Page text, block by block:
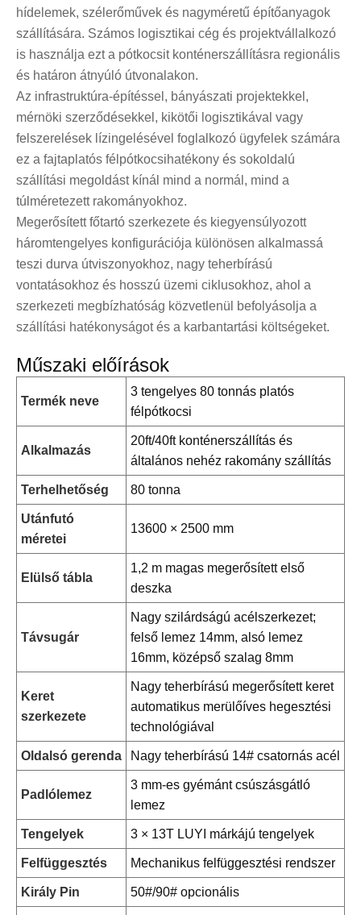
hídelemek, szélerőművek és nagyméretű építőanyagok
szállítására. Számos logisztikai cég és projektvállalkozó
is használja ezt a pótkocsit konténerszállításra regionális
és határon átnyúló útvonalakon.
Az infrastruktúra-építéssel, bányászati ​​projektekkel,
mérnöki szerződésekkel, kikötői logisztikával vagy
felszerelések lízingelésével foglalkozó ügyfelek számára
ez a fajtaplatós félpótkocsihatékony és sokoldalú
szállítási megoldást kínál mind a normál, mind a
túlméretezett rakományokhoz.
Megerősített főtartó szerkezete és kiegyensúlyozott
háromtengelyes konfigurációja különösen alkalmassá
teszi durva útviszonyokhoz, nagy teherbírású
vontatásokhoz és hosszú üzemi ciklusokhoz, ahol a
szerkezeti megbízhatóság közvetlenül befolyásolja a
szállítási hatékonyságot és a karbantartási költségeket.
Műszaki előírások
Termék neve
3 tengelyes 80 tonnás platós
félpótkocsi
Alkalmazás
20ft/40ft konténerszállítás és
általános nehéz rakomány szállítás
Terhelhetőség 80 tonna
Utánfutó
méretei
13600 × 2500 mm
Elülső tábla
1,2 m magas megerősített első
deszka
Távsugár
Nagy szilárdságú acélszerkezet;
felső lemez 14mm, alsó lemez
16mm, középső szalag 8mm
Keret
szerkezete
Nagy teherbírású megerősített keret
automatikus merülőíves hegesztési
technológiával
Oldalsó gerenda Nagy teherbírású 14# csatornás acél
Padlólemez
3 mm-es gyémánt csúszásgátló
lemez
Tengelyek 3 × 13T LUYI márkájú tengelyek
Felfüggesztés Mechanikus felfüggesztési rendszer
Király Pin 50#/90# opcionális